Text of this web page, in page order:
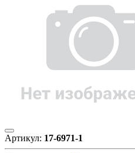
Артикул: 17-6971-1